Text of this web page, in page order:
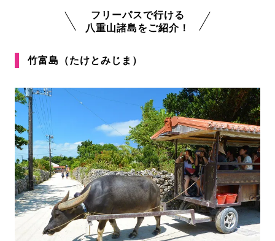
フリーパスで行ける
八重山諸島をご紹介！
竹富島（たけとみじま）